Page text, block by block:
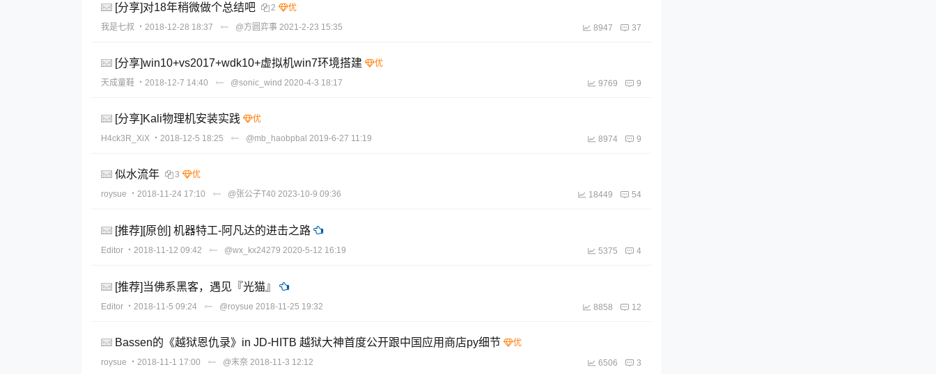
[分享]对18年稍微做个总结吧
2
我是七叔
・2018-12-28 18:37 @方圆弈事 2021-2-23 15:35 8947 37
[分享]win10+vs2017+wdk10+虚拟机win7环境搭建
天成童鞋 ・2018-12-7 14:40 @sonic_wind 2020-4-3 18:17 9769 9
[分享]Kali物理机安装实践
H4ck3R_XiX ・2018-12-5 18:25 @mb_haobpbal 2019-6-27 11:19 8974 9
似水流年
3
roysue
・2018-11-24 17:10 @张公子T40 2023-10-9 09:36 18449 54
[推荐][原创] 机器特工-阿凡达的进击之路
Editor ・2018-11-12 09:42 @wx_kx24279 2020-5-12 16:19 5375 4
[推荐]当佛系黑客，遇见『光猫』
Editor ・2018-11-5 09:24 @roysue 2018-11-25 19:32 8858 12
Bassen的《越狱恩仇录》in JD-HITB 越狱大神首度公开跟中国应用商店py细节
roysue ・2018-11-1 17:00 @末奈 2018-11-3 12:12 6506 3